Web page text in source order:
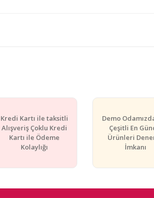
Kredi Kartı ile taksitli
Alışveriş Çoklu Kredi
Kartı ile Ödeme
Kolaylığı
Demo
Çeşitli En
Ürünleri
İmkanı